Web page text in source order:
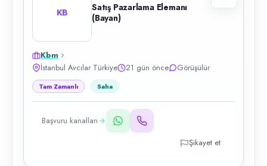
KB
Satış Pazarlama Elemanı
(Bayan)
Kbm
İstanbul Avcılar Türkiye
21 gün önce Görüşülür
Tam Zamanlı Saha
Başvuru kanalları
Şikayet et